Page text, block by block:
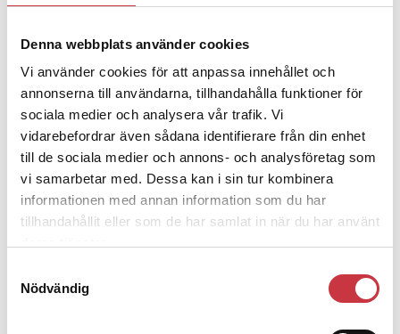
Denna webbplats använder cookies
Vi använder cookies för att anpassa innehållet och
annonserna till användarna, tillhandahålla funktioner för
sociala medier och analysera vår trafik. Vi
vidarebefordrar även sådana identifierare från din enhet
till de sociala medier och annons- och analysföretag som
vi samarbetar med. Dessa kan i sin tur kombinera
informationen med annan information som du har
tillhandahållit eller som de har samlat in när du har använt
Nödvändig
Jens Mårtensson:Snart 20 år i tjänst
– nu ska han lära sig grunderna
4 juni 2026
Polisregionen erkänner fel: ”Kommer
att rättas till”
Debatt